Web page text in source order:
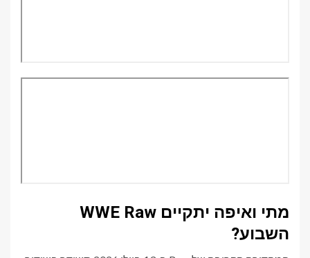
מתי ואיפה יתקיים WWE Raw
השבוע?